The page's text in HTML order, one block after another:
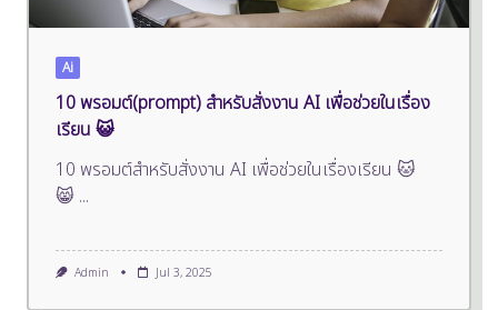
Ai
10 พรอมต์(prompt) สำหรับสั่งงาน AI เพื่อช่วยในเรื่อง
เรียน 😺
10 พรอมต์สำหรับสั่งงาน AI เพื่อช่วยในเรื่องเรียน 🐱
😸 ...
Admin Jul 3, 2025